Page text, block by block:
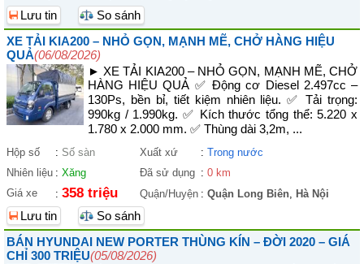
Lưu tin
So sánh
XE TẢI KIA200 – NHỎ GỌN, MẠNH MẼ, CHỞ HÀNG HIỆU
QUẢ(06/08/2026)
► XE TẢI KIA200 – NHỎ GỌN, MẠNH MẼ, CHỞ
HÀNG HIỆU QUẢ ✅ Động cơ Diesel 2.497cc –
130Ps, bền bỉ, tiết kiệm nhiên liệu. ✅ Tải trọng:
990kg / 1.990kg. ✅ Kích thước tổng thể: 5.220 x
1.780 x 2.000 mm. ✅ Thùng dài 3,2m, ...
Hộp số : Số sàn Xuất xứ : Trong nước
Nhiên liệu : Xăng Đã sử dụng : 0 km
Giá xe
: 358 triệu Quận/Huyện : Quận Long Biên, Hà Nội
Lưu tin
So sánh
BÁN HYUNDAI NEW PORTER THÙNG KÍN – ĐỜI 2020 – GIÁ
CHỈ 300 TRIỆU(05/08/2026)